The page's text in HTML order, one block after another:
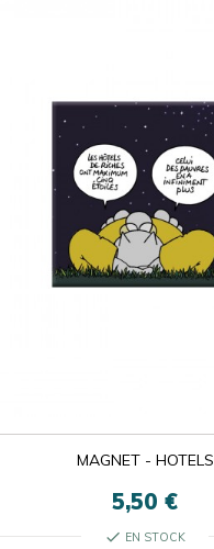
MAGNET - HOTELS
5,50 €
check EN STOCK